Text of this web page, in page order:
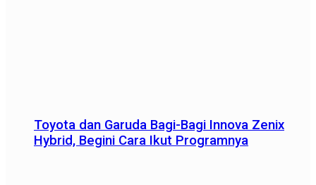
Toyota dan Garuda Bagi-Bagi Innova Zenix
Hybrid, Begini Cara Ikut Programnya